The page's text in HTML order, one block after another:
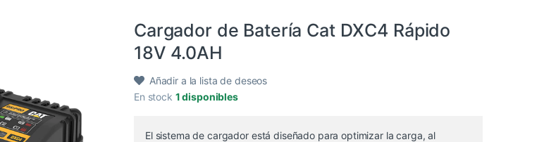
Cargador de Batería Cat DXC4 Rápido
18V 4.0AH
Añadir a la lista de deseos
En stock 1 disponibles
El sistema de cargador está diseñado para optimizar la carga, al